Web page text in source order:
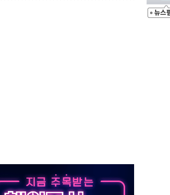
지...金 46.01% vs 鄭 44.53%
율 68.63%
정청래 45.71% 송영길 6.92%
김민석 46.35% 송영길 5.83%
틀만에 철거